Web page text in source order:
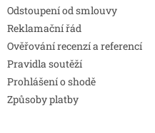
Odstoupení od smlouvy
Reklamační řád
Ověřování recenzí a referencí
Pravidla soutěží
Prohlášení o shodě
Způsoby platby